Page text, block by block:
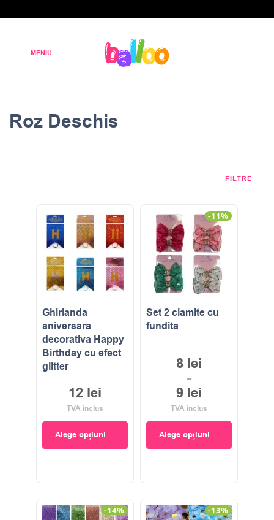
Roz Deschis
FILTRE
Ghirlanda
aniversara
decorativa Happy
Birthday cu efect
glitter
12 lei
TVA inclus
Alege opțiuni
-11%
Set 2 clamite cu
fundita
8 lei
–
9 lei
TVA inclus
Alege opțiuni
-14% -13%